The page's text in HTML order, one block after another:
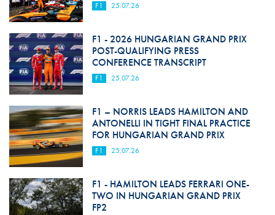
F1 25.07.26
F1 - 2026 HUNGARIAN GRAND PRIX
POST-QUALIFYING PRESS
CONFERENCE TRANSCRIPT
F1 25.07.26
F1 – NORRIS LEADS HAMILTON AND
ANTONELLI IN TIGHT FINAL PRACTICE
FOR HUNGARIAN GRAND PRIX
F1 25.07.26
F1 - HAMILTON LEADS FERRARI ONE-
TWO IN HUNGARIAN GRAND PRIX
FP2